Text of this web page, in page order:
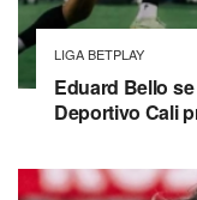
LIGA BETPLAY
Eduard Bello
Deportivo Cali